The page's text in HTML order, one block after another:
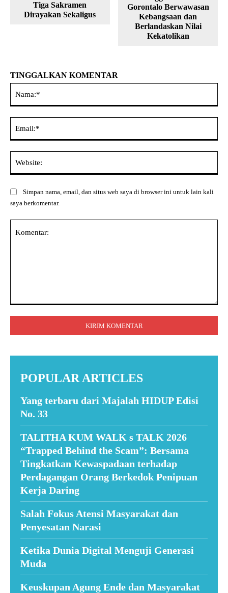
Tiga Sakramen
Dirayakan Sekaligus
Gorontalo Berwawasan
Kebangsaan dan
Berlandaskan Nilai
Kekatolikan
TINGGALKAN KOMENTAR
Simpan nama, email, dan situs web saya di browser ini untuk lain kali
saya berkomentar.
POPULAR ARTICLES
Yang terbaru dari Majalah HIDUP Edisi
No. 33
TALITHA KUM WALK s TALK 2026
“Trapped Behind the Scam”: Bersama
Tingkatkan Kewaspadaan terhadap
Perdagangan Orang Berkedok Penipuan
Kerja Daring
Salah Fokus Atensi Masyarakat dan
Penyesatan Narasi
Ketika Dunia Digital Menguji Generasi
Muda
Keuskupan Agung Ende dan Masyarakat